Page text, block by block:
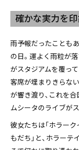
確かな実力を
雨予報だったことも
の日。運よく雨粒が
がスタジアムを覆っ
客席が埋まりきらな
が響き渡り、これを
ムシータのライブが
彼女たちは「ホラー
もだち」と、ホラー